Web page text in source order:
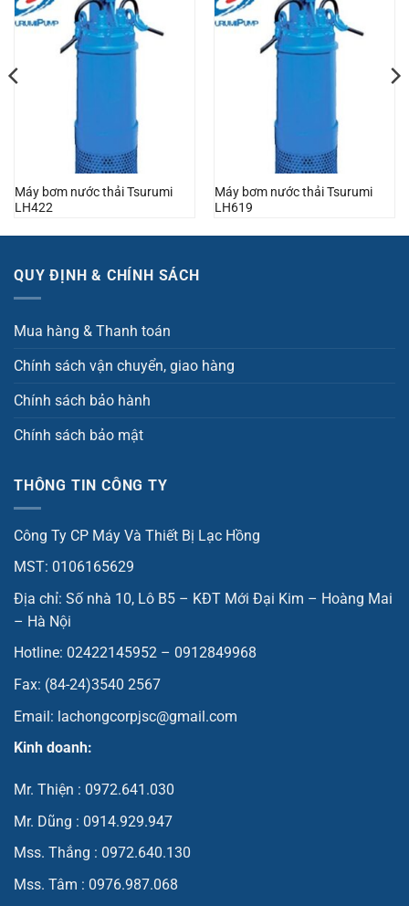
Máy bơm nước thải Tsurumi
LH422
Máy bơm nước thải Tsurumi
LH619
QUY ĐỊNH & CHÍNH SÁCH
Mua hàng & Thanh toán
Chính sách vận chuyển, giao hàng
Chính sách bảo hành
Chính sách bảo mật
THÔNG TIN CÔNG TY
Công Ty CP Máy Và Thiết Bị Lạc Hồng
MST: 0106165629
Địa chỉ: Số nhà 10, Lô B5 – KĐT Mới Đại Kim – Hoàng Mai
– Hà Nội
Hotline: 02422145952 – 0912849968
Fax: (84-24)3540 2567
Email: lachongcorpjsc@gmail.com
Kinh doanh:
Mr. Thiện : 0972.641.030
Mr. Dũng : 0914.929.947
Mss. Thắng : 0972.640.130
Mss. Tâm : 0976.987.068